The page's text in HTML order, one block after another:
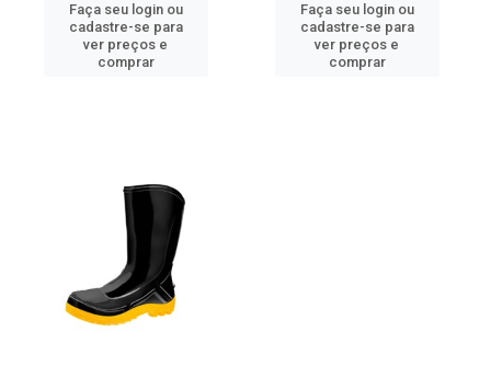
Faça seu login ou
cadastre-se para
ver preços e
comprar
Faça seu login ou
cadastre-se para
ver preços e
comprar